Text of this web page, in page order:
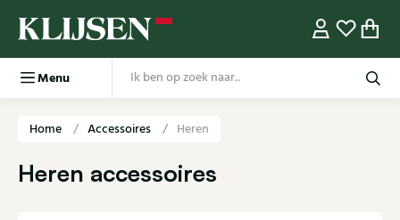
Menu
Home Accessoires Heren
Heren accessoires